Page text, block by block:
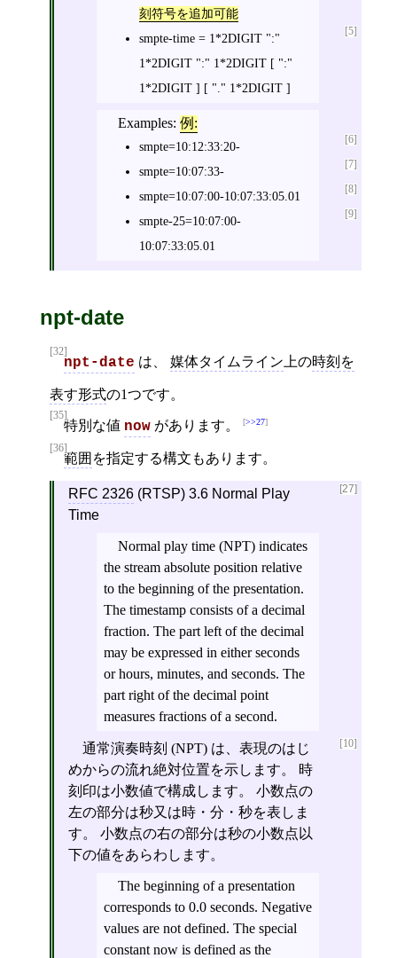
刻符号を追加可能
[5]
smpte-time = 1*2DIGIT ":"
1*2DIGIT ":" 1*2DIGIT [ ":"
1*2DIGIT ] [ "." 1*2DIGIT ]
Examples: 例:
[6]
smpte=10:12:33:20-
[7]
smpte=10:07:33-
[8]
smpte=10:07:00-10:07:33:05.01
[9]
smpte-25=10:07:00-
10:07:33:05.01
npt-date
[32]
npt-date は、 媒体タイムライン 上の時刻を
表す形式の1つです。
[35]
特別な値 now があります。 >>27
[36]
範囲 を指定する構文もあります。
[27]
RFC 2326(RTSP) 3.6 Normal Play
Time
Normal play time (NPT) indicates
the stream absolute position relative
to the beginning of the presentation.
The timestamp consists of a decimal
fraction. The part left of the decimal
may be expressed in either seconds
or hours, minutes, and seconds. The
part right of the decimal point
measures fractions of a second.
[10]
通常演奏時刻 (NPT) は、表現のはじ
めからの流れ絶対位置を示します。 時
刻印は小数値で構成します。 小数点の
左の部分は秒又は時・分・秒を表しま
す。 小数点の右の部分は秒の小数点以
下の値をあらわします。
The beginning of a presentation
corresponds to 0.0 seconds. Negative
values are not defined. The special
constant now is defined as the